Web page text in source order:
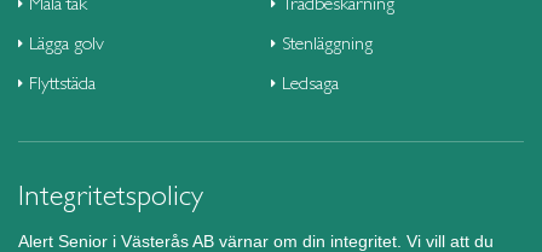
Lägga golv
Flyttstäda
Stenläggning
Ledsaga
Integritetspolicy
Alert Senior i Västerås AB värnar om din integritet. Vi vill att du